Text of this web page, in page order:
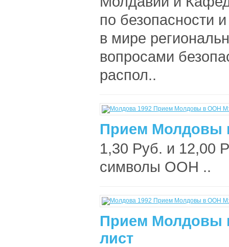
по безопасности
в мире
вопросами
распол..
Прием Молдовы
1,30 Руб. и 12,00
символы ООН ..
Прием Молдовы
лист